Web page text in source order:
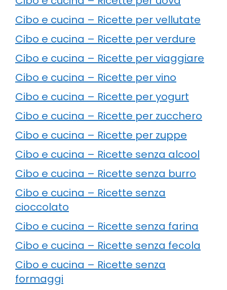
Cibo e cucina – Ricette per vellutate
Cibo e cucina – Ricette per verdure
Cibo e cucina – Ricette per viaggiare
Cibo e cucina – Ricette per vino
Cibo e cucina – Ricette per yogurt
Cibo e cucina – Ricette per zucchero
Cibo e cucina – Ricette per zuppe
Cibo e cucina – Ricette senza alcool
Cibo e cucina – Ricette senza burro
Cibo e cucina – Ricette senza
cioccolato
Cibo e cucina – Ricette senza farina
Cibo e cucina – Ricette senza fecola
Cibo e cucina – Ricette senza
formaggi